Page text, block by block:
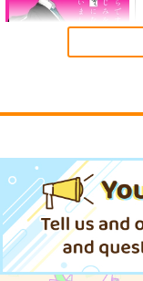
カート
森倉円「名前のない
星」絵師100人
629 （税込）
みを好きになってしま
いました 2
KADOKAWA
836円（税込）
サンプル